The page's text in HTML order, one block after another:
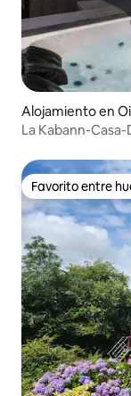
Alojamiento en
La Kabann-
Favorito entre
Favorito entre